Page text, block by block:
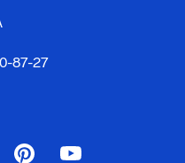
87-27